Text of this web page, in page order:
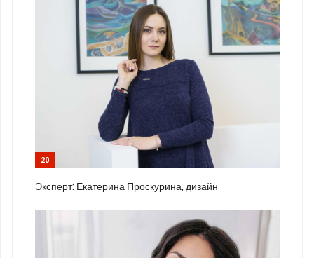
20
Эксперт: Екатерина Проскурина, дизайн